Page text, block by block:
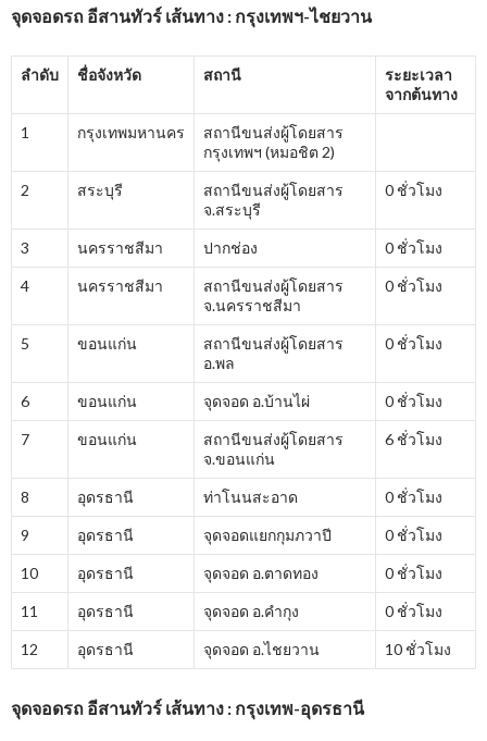
จุดจอดรถ อีสานทัวร์ เส้นทาง : กรุงเทพฯ-ไชยวาน
ลำดับ ชื่อจังหวัด สถานี
ระยะเวลา
จากต้นทาง
1 กรุงเทพมหานคร
สถานีขนส่งผู้โดยสาร
กรุงเทพฯ (หมอชิต 2)
2 สระบุรี
สถานีขนส่งผู้โดยสาร
จ.สระบุรี
0 ชั่วโมง
3 นครราชสีมา ปากช่อง 0 ชั่วโมง
4 นครราชสีมา
สถานีขนส่งผู้โดยสาร
จ.นครราชสีมา
0 ชั่วโมง
5 ขอนแก่น
สถานีขนส่งผู้โดยสาร
อ.พล
0 ชั่วโมง
6 ขอนแก่น จุดจอด อ.บ้านไผ่ 0 ชั่วโมง
7 ขอนแก่น
สถานีขนส่งผู้โดยสาร
จ.ขอนแก่น
6 ชั่วโมง
8 อุดรธานี ท่าโนนสะอาด 0 ชั่วโมง
9 อุดรธานี จุดจอดแยกกุมภวาปี 0 ชั่วโมง
10 อุดรธานี จุดจอด อ.ตาดทอง 0 ชั่วโมง
11 อุดรธานี จุดจอด อ.คำกุง 0 ชั่วโมง
12 อุดรธานี จุดจอด อ.ไชยวาน 10 ชั่วโมง
จุดจอดรถ อีสานทัวร์ เส้นทาง : กรุงเทพ-อุดรธานี